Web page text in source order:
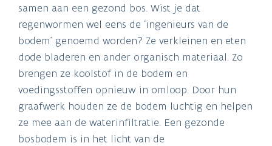
samen aan een gezond bos. Wist je dat
regenwormen wel eens de ‘ingenieurs van de
bodem’ genoemd worden? Ze verkleinen en eten
dode bladeren en ander organisch materiaal. Zo
brengen ze koolstof in de bodem en
voedingsstoffen opnieuw in omloop. Door hun
graafwerk houden ze de bodem luchtig en helpen
ze mee aan de waterinfiltratie. Een gezonde
bosbodem is in het licht van de